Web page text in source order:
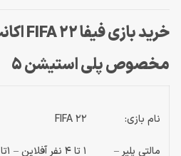
خرید بازی فیفا FIFA 22 اکانت قانونی
مخصوص پلی استیشن 5
نام بازی: FIFA 22
مالتی پلیر –